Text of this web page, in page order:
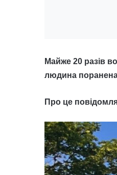
Майже 20 разів
людина
Про це